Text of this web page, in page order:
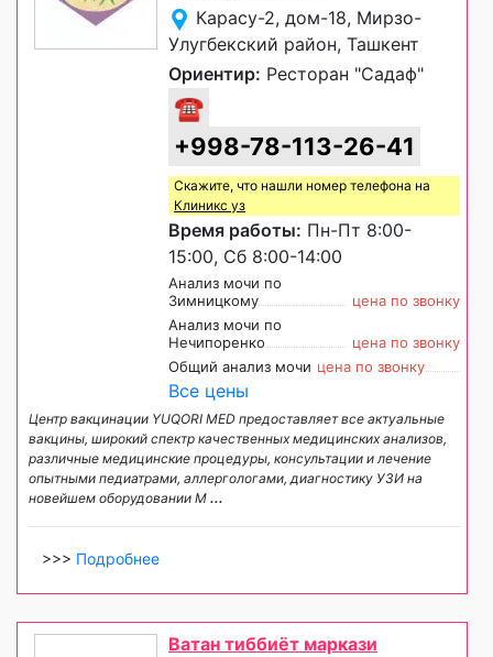
Карасу-2, дом-18, Мирзо-
Улугбекский район, Ташкент
Ориентир: Ресторан "Садаф"
☎
+998-78-113-26-41
Скажите, что нашли номер телефона на
Клиникс уз
Время работы: Пн-Пт 8:00-
15:00, Сб 8:00-14:00
Анализ мочи по
Зимницкому
цена по звонку
Анализ мочи по
Нечипоренко
цена по звонку
Общий анализ мочи цена по звонку
Все цены
Центр вакцинации YUQORI MED предоставляет все актуальные
вакцины, широкий спектр качественных медицинских анализов,
различные медицинские процедуры, консультации и лечение
опытными педиатрами, аллергологами, диагностику УЗИ на
новейшем оборудовании М ...
>>> Подробнее
Ватан тиббиёт маркази